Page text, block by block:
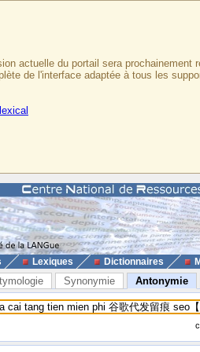
actuelle du portail sera prochainement
de l'interface adaptée à tous les
Lexiques Dictionnaires
Synonymie Antonymie